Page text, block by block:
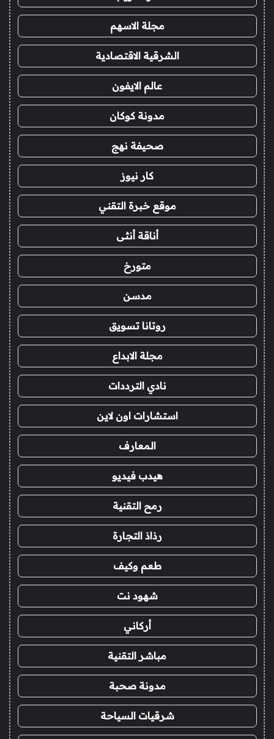
مجلة الاسهم
الشرقية الاقتصادية
عالم الايفون
مدونة كوكان
صحيفة نهج
كار نيوز
موقع خبرة التقني
أناقة أنثى
متورخ
مدسن
روتانا تسويق
مجلة الابداع
نادي الترددات
استشارات اون لاين
المعارف
هيدب فيديو
رمح التقنية
رذاذ التجارة
طعم وكيف
شهود نت
أركاني
مباشر التقنية
مدونة صحبة
شرقيات السياحة